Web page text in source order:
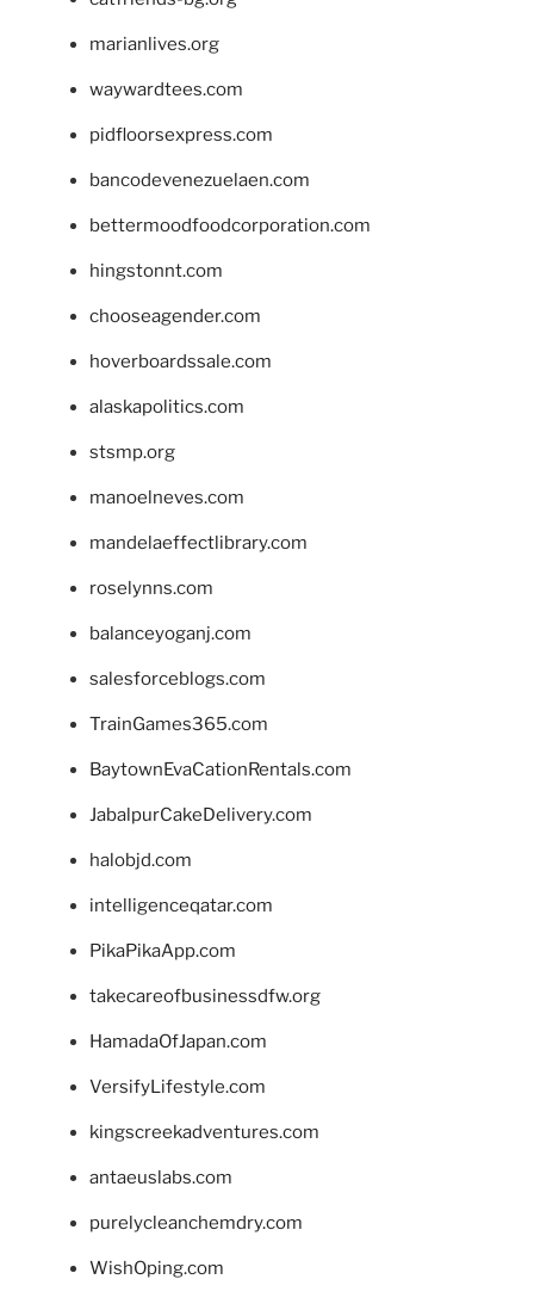
marianlives.org
waywardtees.com
pidfloorsexpress.com
bancodevenezuelaen.com
bettermoodfoodcorporation.com
hingstonnt.com
chooseagender.com
hoverboardssale.com
alaskapolitics.com
stsmp.org
manoelneves.com
mandelaeffectlibrary.com
roselynns.com
balanceyoganj.com
salesforceblogs.com
TrainGames365.com
BaytownEvaCationRentals.com
JabalpurCakeDelivery.com
halobjd.com
intelligenceqatar.com
PikaPikaApp.com
takecareofbusinessdfw.org
HamadaOfJapan.com
VersifyLifestyle.com
kingscreekadventures.com
antaeuslabs.com
purelycleanchemdry.com
WishOping.com